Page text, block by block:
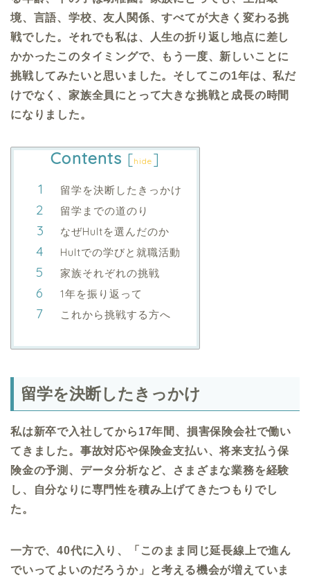
境、言語、学校、友人関係、すべてが大きく変わる挑
戦でした。それでも私は、人生の折り返し地点に差し
かかったこのタイミングで、もう一度、新しいことに
挑戦してみたいと思いました。そしてこの1年は、私だ
けでなく、家族全員にとって大きな挑戦と成長の時間
になりました。
Contents [hide ]
留学を決断したきっかけ
留学までの道のり
なぜHultを選んだのか
Hultでの学びと就職活動
家族それぞれの挑戦
1年を振り返って
これから挑戦する方へ
留学を決断したきっかけ
私は新卒で入社してから 17年間、損害保険会社で働い
てきました。事故対応や保険金支払い、将来支払う保
険金の予測、データ分析など、さまざまな業務を経験
し、自分なりに専門性を積み上げてきたつもりでし
た。
一方で、40代に入り、「このまま同じ延長線上で進ん
でいってよいのだろうか」と考える機会が増えていま